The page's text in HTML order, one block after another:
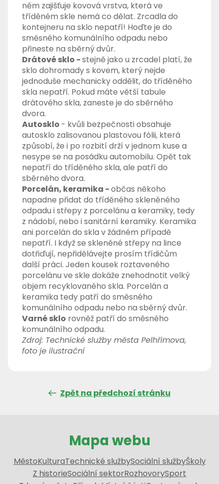
něm zajišťuje kovová vrstva, která ve
tříděném skle nemá co dělat. Zrcadla do
kontejneru na sklo nepatří! Hoďte je do
směsného komunálního odpadu nebo
přineste na sběrný dvůr.
Drátové sklo -stejně jako u zrcadel platí, že
sklo dohromady s kovem, který nejde
jednoduše mechanicky oddělit, do tříděného
skla nepatří. Pokud máte větší tabule
drátového skla, zaneste je do sběrného
dvora.
Autosklo - kvůli bezpečnosti obsahuje
autosklo zalisovanou plastovou fólii, která
způsobí, že i po rozbití drží v jednom kuse a
nesype se na posádku automobilu. Opět tak
nepatří do tříděného skla, ale patří do
sběrného dvora.
Porcelán, keramika -občas někoho
napadne přidat do tříděného skleněného
odpadu i střepy z porcelánu a keramiky, tedy
z nádobí, nebo i sanitární keramiky. Keramika
ani porcelán do skla v žádném případě
nepatří. I když se skleněné střepy na lince
dotřiďují, nepřidělávejte prosím třídičům
další práci. Jeden kousek roztaveného
porcelánu ve skle dokáže znehodnotit velký
objem recyklovaného skla. Porcelán a
keramika tedy patří do směsného
komunálního odpadu nebo na sběrný dvůr.
Varné sklo rovněž patří do směsného
komunálního odpadu.
Zdroj: Technické služby města Pelhřimova,
foto je ilustrační
Zpět na předchozí stránku
Mapa webu
MěstoKulturaTechnické službySociální službyŠkoly
Z historieSociální sektorRozhovorySport